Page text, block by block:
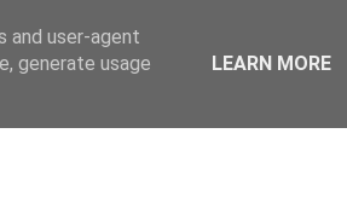
and user-agent
generate usage
LEARN MORE